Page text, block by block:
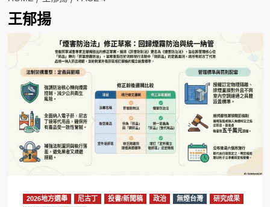
王郁揚
2026地方選舉 尼古丁 投書/新聞稿 政治 無煙台灣
研究成果